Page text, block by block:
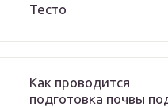
Тесто
Как проводится
подготовка почвы